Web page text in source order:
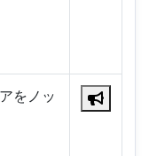
をノッ